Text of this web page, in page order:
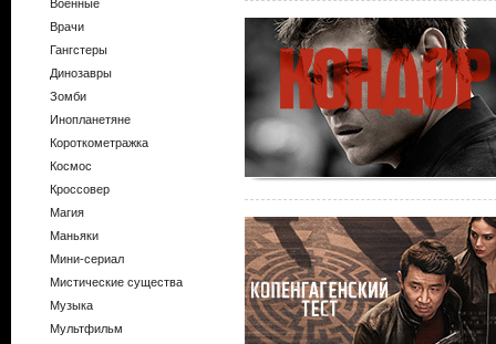
Военные
Врачи
Гангстеры
Динозавры
Зомби
Инопланетяне
Короткометражка
Космос
Кроссовер
Магия
Маньяки
Мини-сериал
Мистические существа
Музыка
Мультфильм